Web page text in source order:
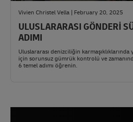
Vivien Christel Vella | February 20, 2025
ULUSLARARASI GÖNDERİ
ADIMI
Uluslararası denizciliğin
için sorunsuz gümrük kontrolü ve
6 temel adımı öğrenin.